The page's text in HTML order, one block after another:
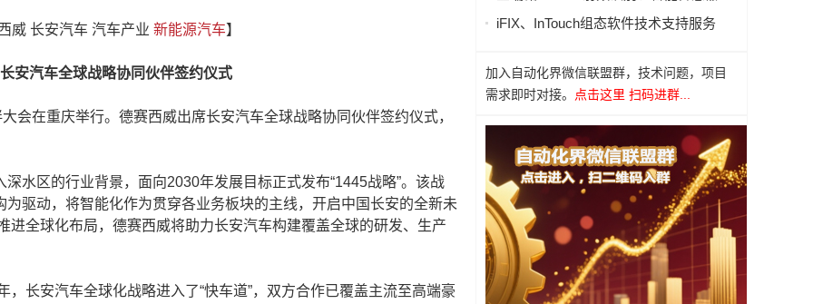
长安汽车 汽车产业 新能源汽车】
汽车全球战略协同伙伴签约仪式
在重庆举行。德赛西威出席长安汽车全球战略协同伙伴签约仪式，
区的行业背景，面向2030年发展目标正式发布“1445战略”。该战
驱动，将智能化作为贯穿各业务板块的主线，开启中国长安的全新未
全球化布局，德赛西威将助力长安汽车构建覆盖全球的研发、生产
安汽车全球化战略进入了“快车道”，双方合作已覆盖主流至高端豪
iFIX、InTouch组态软件技术支持服务
加入自动化界微信联盟群，技术问题，项目
需求即时对接。
点击这里 扫码进群...